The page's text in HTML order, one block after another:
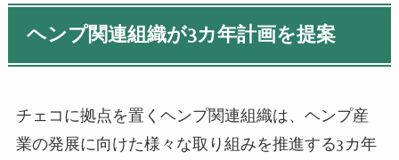
ヘンプ関連組織が3カ年計画を提案
チェコに拠点を置くヘンプ関連組織は、ヘンプ産
業の発展に向けた様々な取り組みを推進する3カ年